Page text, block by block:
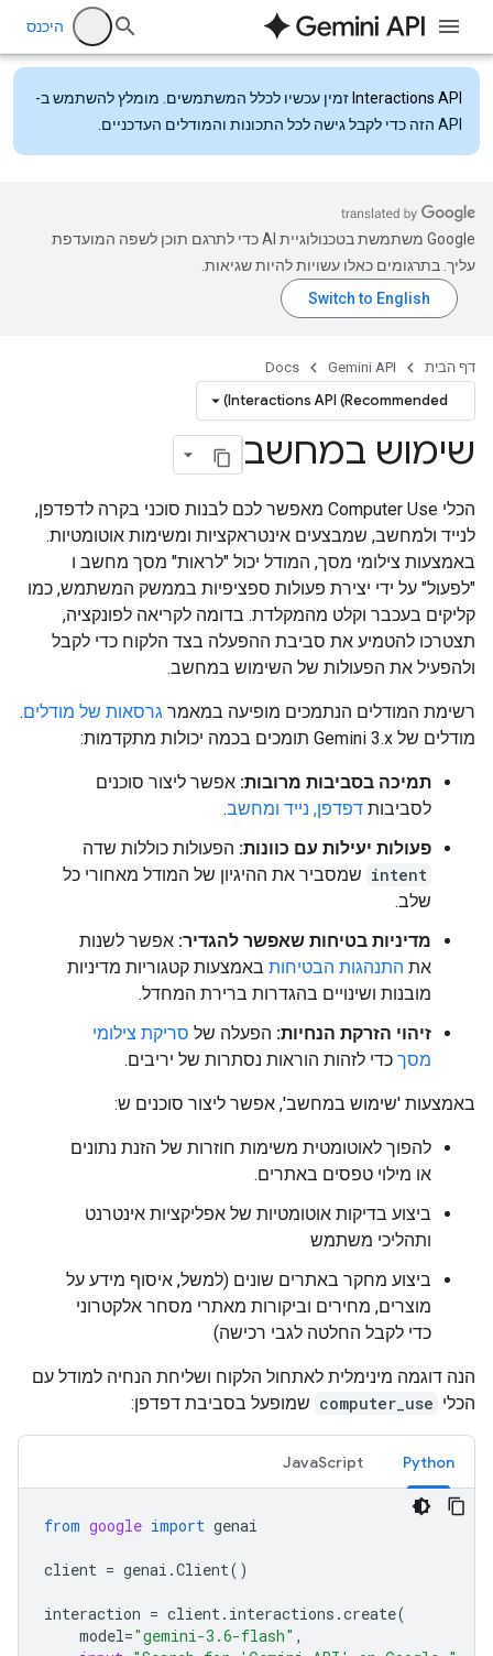
היכנס
Interactions API זמין עכשיו לכלל המשתמשים. מומלץ להשתמש ב-
API הזה כדי לקבל גישה לכל התכונות והמודלים העדכניים.
‫Google משתמשת בטכנולוגיית AI כדי לתרגם תוכן לשפה המועדפת
עליך. בתרגומים כאלו עשויות להיות שגיאות.
דף הבית Gemini API
Docs
Interactions API (Recommended)
שימוש במחשב
הכלי Computer Use מאפשר לכם לבנות סוכני בקרה לדפדפן,
לנייד ולמחשב, שמבצעים אינטראקציות ומשימות אוטומטיות.
באמצעות צילומי מסך, המודל יכול "לראות" מסך מחשב ו
"לפעול" על ידי יצירת פעולות ספציפיות בממשק המשתמש, כמו
קליקים בעכבר וקלט מהמקלדת. בדומה לקריאה לפונקציה,
תצטרכו להטמיע את סביבת ההפעלה בצד הלקוח כדי לקבל
ולהפעיל את הפעולות של השימוש במחשב.
רשימת המודלים הנתמכים מופיעה במאמר גרסאות של מודלים.
מודלים של Gemini 3.x תומכים בכמה יכולות מתקדמות:
תמיכה בסביבות מרובות: אפשר ליצור סוכנים
לסביבות דפדפן, נייד ומחשב.
פעולות יעילות עם כוונות: הפעולות כוללות שדה
intent שמסביר את ההיגיון של המודל מאחורי כל
שלב.
מדיניות בטיחות שאפשר להגדיר: אפשר לשנות
את התנהגות הבטיחות באמצעות קטגוריות מדיניות
מובנות ושינויים בהגדרות ברירת המחדל.
זיהוי הזרקת הנחיות: הפעלה של סריקת צילומי
מסך כדי לזהות הוראות נסתרות של יריבים.
באמצעות 'שימוש במחשב', אפשר ליצור סוכנים ש:
להפוך לאוטומטית משימות חוזרות של הזנת נתונים
או מילוי טפסים באתרים.
ביצוע בדיקות אוטומטיות של אפליקציות אינטרנט
ותהליכי משתמש
ביצוע מחקר באתרים שונים (למשל, איסוף מידע על
מוצרים, מחירים וביקורות מאתרי מסחר אלקטרוני
כדי לקבל החלטה לגבי רכישה)
הנה דוגמה מינימלית לאתחול הלקוח ושליחת הנחיה למודל עם
הכלי computer_use שמופעל בסביבת דפדפן:
Python
JavaScript
from google import genai
client = genai .Client()
interaction = client. interactions .create(
model="gemini-3.6-flash" ,